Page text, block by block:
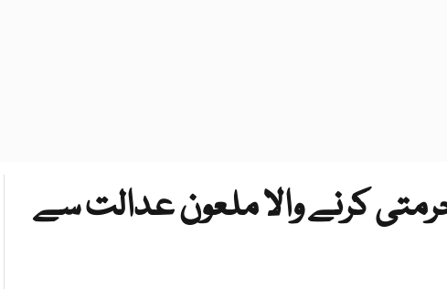
کرنے والا ملعون عدالت سے